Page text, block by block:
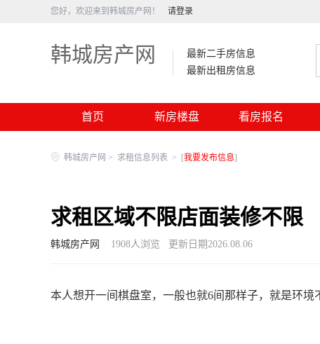
您好，欢迎来到韩城房产网！ 请登录
韩城房产网
最新二手房信息
最新出租房信息
首页 新房楼盘 看房报名
韩城房产网 > 求租信息列表 > [我要发布信息]
求租区域不限店面装修不限
韩城房产网 1908人浏览 更新日期2026.08.06
本人想开一间棋盘室，一般也就6间那样子，就是环